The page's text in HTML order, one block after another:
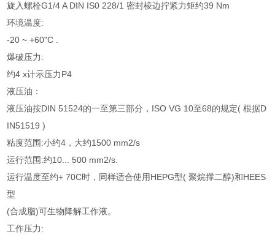
旋入螺栓G1/4 A DIN IS0 228/1 密封棱边拧紧力矩约39 Nm
环境温度:
-20 ~ +60"C .
爆破压力:
约4 x计示压力P4
液压油：
液压油按DIN 51524的一至第三部分，ISO VG 10至68的规定( 根据D
IN51519 )
粘度范围:小约4，大约1500 mm2/s
运行范围:约10... 500 mm2/s.
运行温度至约+ 70C时，同样适合使用HEPG型( 聚烷撑二醇)和HEES
型
(合成脂)可生物降解工作液。
工作压力: